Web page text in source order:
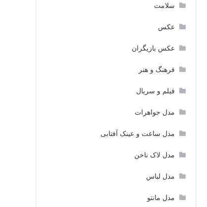
سلامت
عکس
عکس بازیگران
فرهنگ و هنر
فیلم و سریال
مدل جواهرات
مدل ساعت و عینک آفتابی
مدل لاک ناخن
مدل لباس
مدل مانتو